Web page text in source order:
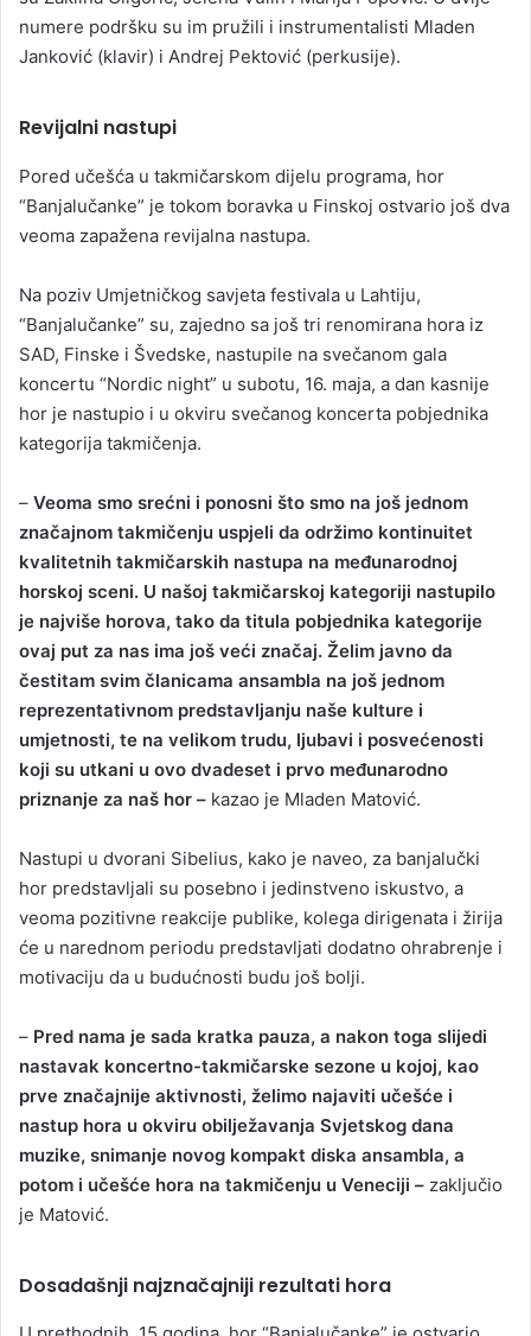
numere podršku su im pružili i instrumentalisti Mladen
Janković (klavir) i Andrej Pektović (perkusije).
Revijalni nastupi
Pored učešća u takmičarskom dijelu programa, hor
“Banjalučanke” je tokom boravka u Finskoj ostvario još dva
veoma zapažena revijalna nastupa.
Na poziv Umjetničkog savjeta festivala u Lahtiju,
“Banjalučanke” su, zajedno sa još tri renomirana hora iz
SAD, Finske i Švedske, nastupile na svečanom gala
koncertu “Nordic night” u subotu, 16. maja, a dan kasnije
hor je nastupio i u okviru svečanog koncerta pobjednika
kategorija takmičenja.
– Veoma smo srećni i ponosni što smo na još jednom
značajnom takmičenju uspjeli da održimo kontinuitet
kvalitetnih takmičarskih nastupa na međunarodnoj
horskoj sceni. U našoj takmičarskoj kategoriji nastupilo
je najviše horova, tako da titula pobjednika kategorije
ovaj put za nas ima još veći značaj. Želim javno da
čestitam svim članicama ansambla na još jednom
reprezentativnom predstavljanju naše kulture i
umjetnosti, te na velikom trudu, ljubavi i posvećenosti
koji su utkani u ovo dvadeset i prvo međunarodno
priznanje za naš hor – kazao je Mladen Matović.
Nastupi u dvorani Sibelius, kako je naveo, za banjalučki
hor predstavljali su posebno i jedinstveno iskustvo, a
veoma pozitivne reakcije publike, kolega dirigenata i žirija
će u narednom periodu predstavljati dodatno ohrabrenje i
motivaciju da u budućnosti budu još bolji.
– Pred nama je sada kratka pauza, a nakon toga slijedi
nastavak koncertno-takmičarske sezone u kojoj, kao
prve značajnije aktivnosti, želimo najaviti učešće i
nastup hora u okviru obilježavanja Svjetskog dana
muzike, snimanje novog kompakt diska ansambla, a
potom i učešće hora na takmičenju u Veneciji – zaključio
je Matović.
Dosadašnji najznačajniji rezultati hora